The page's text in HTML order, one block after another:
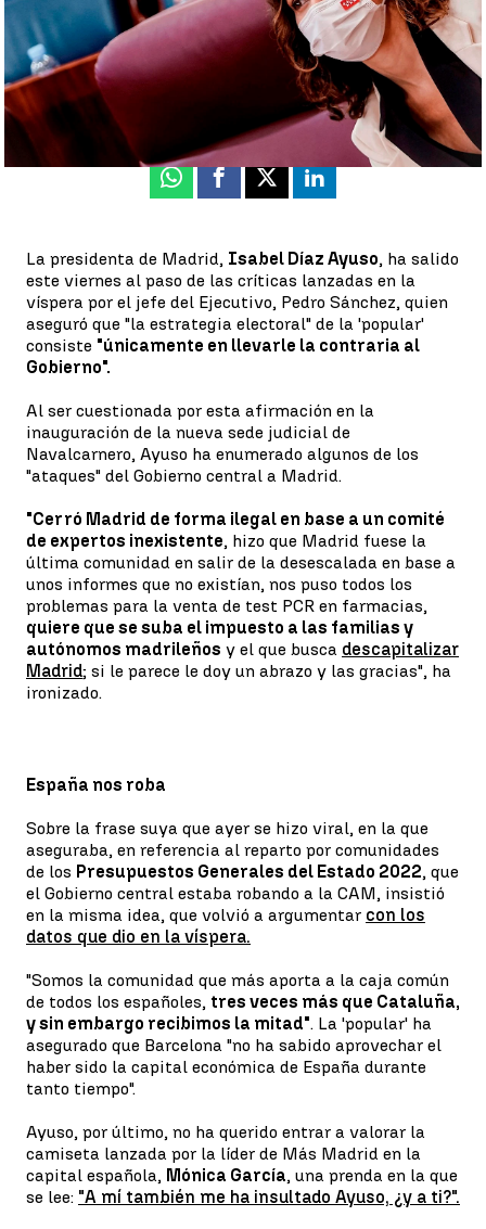
Jorge Martínez
Publicado:
15 de octubre de 2021, 13:20
Whatsapp
Facebook
X Linkedin
La presidenta de Madrid, Isabel Díaz Ayuso, ha salido
este viernes al paso de las críticas lanzadas en la
víspera por el jefe del Ejecutivo, Pedro Sánchez, quien
aseguró que "la estrategia electoral" de la 'popular'
consiste "únicamente en llevarle la contraria al
Gobierno".
Al ser cuestionada por esta afirmación en la
inauguración de la nueva sede judicial de
Navalcarnero, Ayuso ha enumerado algunos de los
"ataques" del Gobierno central a Madrid.
"Cerró Madrid de forma ilegal en base a un comité
de expertos inexistente, hizo que Madrid fuese la
última comunidad en salir de la desescalada en base a
unos informes que no existían, nos puso todos los
problemas para la venta de test PCR en farmacias,
quiere que se suba el impuesto a las familias y
autónomos madrileños y el que busca descapitalizar
Madrid; si le parece le doy un abrazo y las gracias", ha
ironizado.
España nos roba
Sobre la frase suya que ayer se hizo viral, en la que
aseguraba, en referencia al reparto por comunidades
de los Presupuestos Generales del Estado 2022, que
el Gobierno central estaba robando a la CAM, insistió
en la misma idea, que volvió a argumentar con los
datos que dio en la víspera.
"Somos la comunidad que más aporta a la caja común
de todos los españoles, tres veces más que Cataluña,
y sin embargo recibimos la mitad". La 'popular' ha
asegurado que Barcelona "no ha sabido aprovechar el
haber sido la capital económica de España durante
tanto tiempo".
Ayuso, por último, no ha querido entrar a valorar la
camiseta lanzada por la líder de Más Madrid en la
capital española, Mónica García, una prenda en la que
se lee: "A mí también me ha insultado Ayuso, ¿y a ti?".